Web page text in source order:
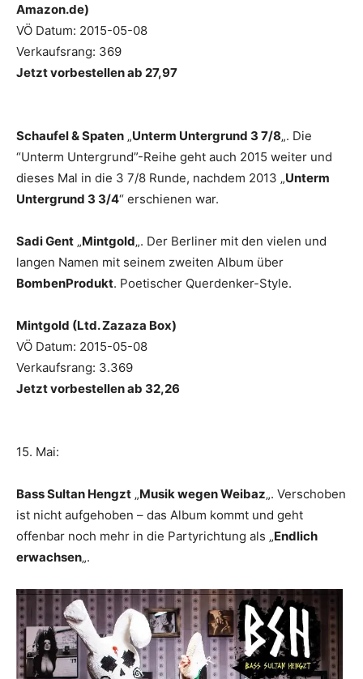
Amazon.de)
VÖ Datum: 2015-05-08
Verkaufsrang: 369
Jetzt vorbestellen ab 27,97
Schaufel & Spaten „Unterm Untergrund 3 7/8„. Die
“Unterm Untergrund”-Reihe geht auch 2015 weiter und
dieses Mal in die 3 7/8 Runde, nachdem 2013 „Unterm
Untergrund 3 3/4“ erschienen war.
Sadi Gent „Mintgold„. Der Berliner mit den vielen und
langen Namen mit seinem zweiten Album über
BombenProdukt. Poetischer Querdenker-Style.
Mintgold (Ltd. Zazaza Box)
VÖ Datum: 2015-05-08
Verkaufsrang: 3.369
Jetzt vorbestellen ab 32,26
15. Mai:
Bass Sultan Hengzt „Musik wegen Weibaz„. Verschoben
ist nicht aufgehoben – das Album kommt und geht
offenbar noch mehr in die Partyrichtung als „Endlich
erwachsen„.